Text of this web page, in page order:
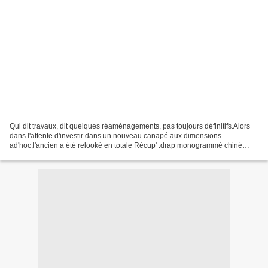
Qui dit travaux, dit quelques réaménagements, pas toujours définitifs.Alors
dans l'attente d'investir dans un nouveau canapé aux dimensions
ad'hoc,l'ancien a été relooké en totale Récup' :drap monogrammé chiné